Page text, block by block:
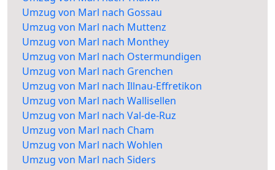
Umzug von Marl nach Gossau
Umzug von Marl nach Muttenz
Umzug von Marl nach Monthey
Umzug von Marl nach Ostermundigen
Umzug von Marl nach Grenchen
Umzug von Marl nach Illnau-Effretikon
Umzug von Marl nach Wallisellen
Umzug von Marl nach Val-de-Ruz
Umzug von Marl nach Cham
Umzug von Marl nach Wohlen
Umzug von Marl nach Siders